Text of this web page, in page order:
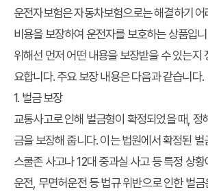
운전자보험은 자동차보험으로는 해결하기
비용을 보장하여 운전자를 보호하는 상품입
위해선 먼저 어떤 내용을 보장받을 수 있는지
요합니다. 주요 보장 내용은 다음과 같습니다.
1. 벌금 보장
교통사고로 인해 벌금형이 확정되었을 때, 정
금을 보장해 줍니다. 이는 법원에서 확정된
스쿨존 사고나 12대 중과실 사고 등 특정 상
운전, 무면허운전 등 법규 위반으로 인한 벌